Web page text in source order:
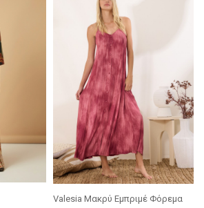
Valesia Μακρύ Εμπριμέ Φόρεμα